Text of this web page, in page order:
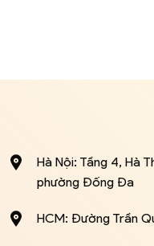
Hà Nội: Tầng 4, Hà
phường Đống Đa
HCM: Đường Trần